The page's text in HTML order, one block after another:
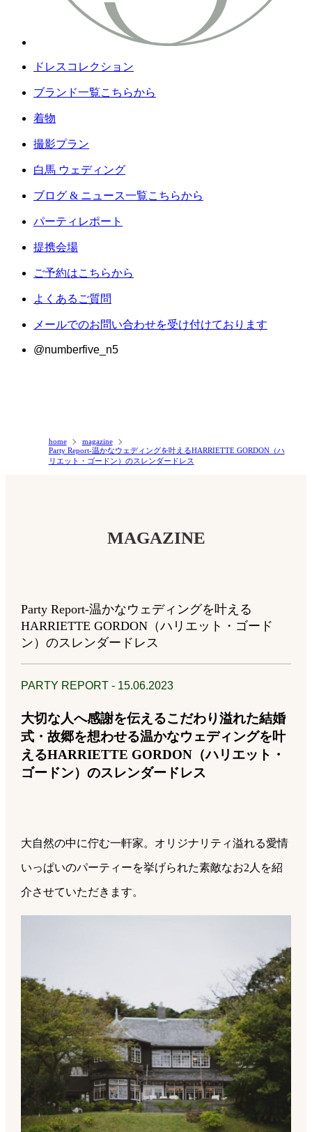
ドレスコレクション
ブランド一覧こちらから
着物
撮影プラン
白馬 ウェディング
ブログ & ニュース一覧こちらから
パーティレポート
提携会場
ご予約はこちらから
よくあるご質問
メールでのお問い合わせを受け付けております
@numberfive_n5
home
magazine
Party Report-温かなウェディングを叶えるHARRIETTE GORDON（ハ
リエット・ゴードン）のスレンダードレス
MAGAZINE
Party Report-温かなウェディングを叶える
HARRIETTE GORDON（ハリエット・ゴード
ン）のスレンダードレス
PARTY REPORT - 15.06.2023
大切な人へ感謝を伝えるこだわり溢れた結婚
式・故郷を想わせる温かなウェディングを叶
えるHARRIETTE GORDON（ハリエット・
ゴードン）のスレンダードレス
大自然の中に佇む一軒家。オリジナリティ溢れる愛情
いっぱいのパーティーを挙げられた素敵なお2人を紹
介させていただきます。